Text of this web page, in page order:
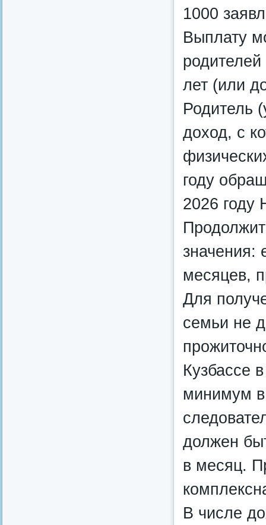
1000
Выплату
лет (или
Родитель
доход, с
году
2026 году
значения:
месяцев,
Для
семьи не
Кузбассе
минимум в
должен
в месяц.
В числе